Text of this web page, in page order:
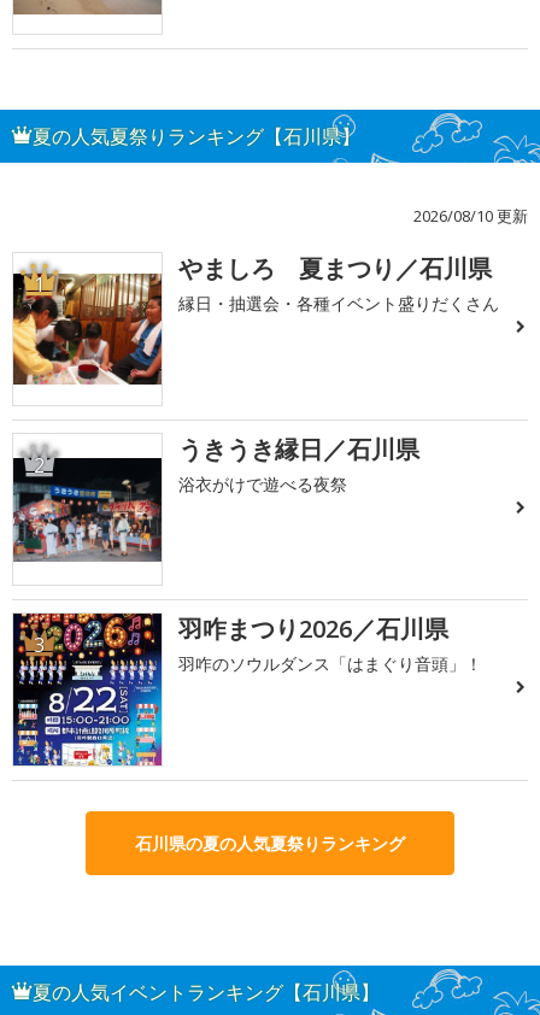
夏の人気夏祭りランキング【石川県】
2026/08/10 更新
1 やましろ 夏まつり／石川県
縁日・抽選会・各種イベント盛りだくさん
2 うきうき縁日／石川県
浴衣がけで遊べる夜祭
3 羽咋まつり2026／石川県
羽咋のソウルダンス「はまぐり音頭」！
石川県の夏の人気夏祭りランキング
夏の人気イベントランキング【石川県】